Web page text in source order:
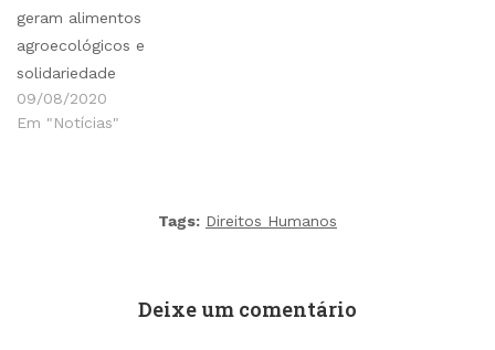
geram alimentos
agroecológicos e
solidariedade
09/08/2020
Em "Notícias"
Tags: Direitos Humanos
Deixe um comentário